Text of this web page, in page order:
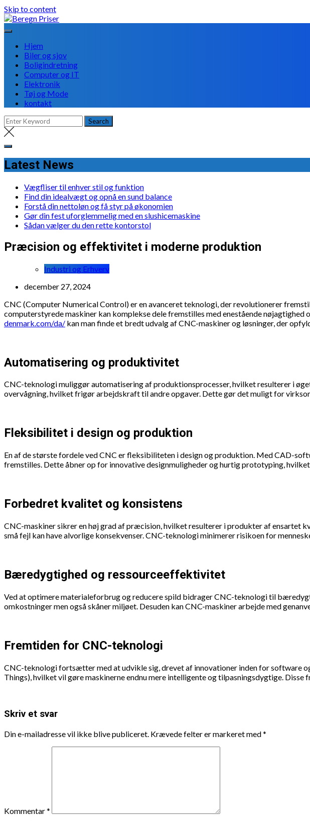
Skip to content
Hjem
Biler og sjov
Boligindretning
Computer og IT
Elektronik
Tøj og Mode
kontakt
Latest News
Vægfliser til enhver stil og funktion
Find din idealvægt og opnå en sund balance
Forstå din nettoløn og få styr på økonomien
Gør din fest uforglemmelig med en slushicemaskine
Sådan vælger du den rette kontorstol
Præcision og effektivitet i moderne produktion
Industri og Erhverv
december 27, 2024
CNC (Computer Numerical Control) er en avanceret teknologi, der revolutionerer
computerstyrede maskiner kan komplekse dele fremstilles med enestående
denmark.com/da/ kan man finde et bredt udvalg af CNC-maskiner og løsninger, der
Automatisering og produktivitet
CNC-teknologi muliggør automatisering af produktionsprocesser, hvilket resulterer i
overvågning, hvilket frigør arbejdskraft til andre opgaver. Dette gør det muligt for
Fleksibilitet i design og produktion
En af de største fordele ved CNC er fleksibiliteten i design og produktion. Med CAD-
fremstilles. Dette åbner op for innovative designmuligheder og hurtig prototyping,
Forbedret kvalitet og konsistens
CNC-maskiner sikrer en høj grad af præcision, hvilket resulterer i produkter af ensartet
små fejl kan have alvorlige konsekvenser. CNC-teknologi minimerer risikoen for
Bæredygtighed og ressourceeffektivitet
Ved at optimere materialeforbrug og reducere spild bidrager CNC-teknologi til
omkostninger men også skåner miljøet. Desuden kan CNC-maskiner arbejde med
Fremtiden for CNC-teknologi
CNC-teknologi fortsætter med at udvikle sig, drevet af innovationer inden for software
Things), hvilket vil gøre maskinerne endnu mere intelligente og tilpasningsdygtige.
Skriv et svar
Din e-mailadresse vil ikke blive publiceret. Krævede felter er markeret med*
Kommentar*